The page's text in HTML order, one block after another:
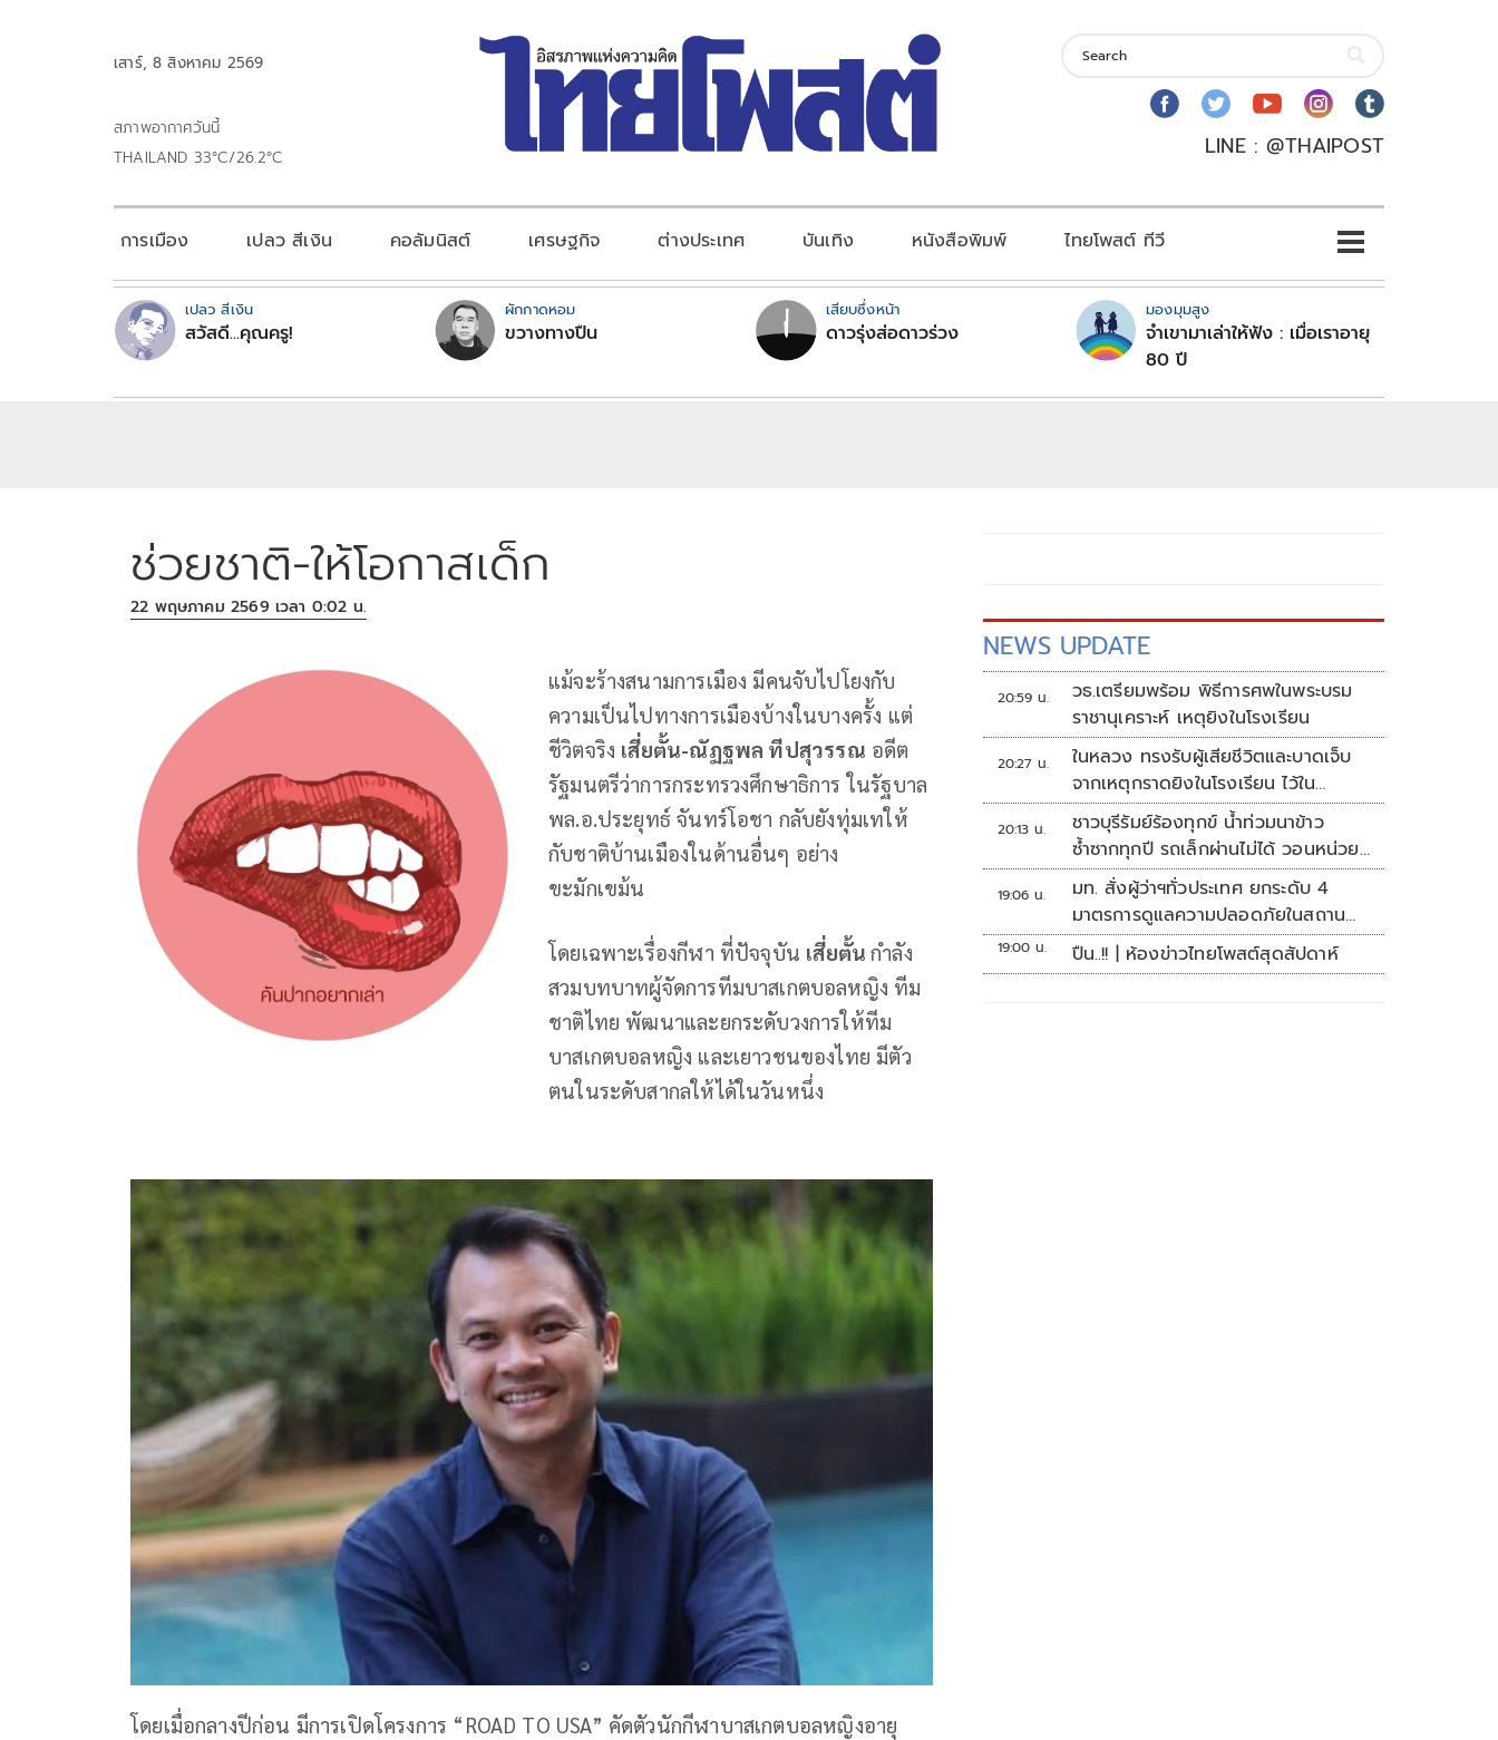
เสาร์, 8 สิงหาคม 2569
สภาพอากาศวันนี้
THAILAND 33°C/26.2°C
LINE : @THAIPOST
การเมือง เปลว สีเงิน คอลัมนิสต์ เศรษฐกิจ ต่างประเทศ บันเทิง หนังสือพิมพ์ ไทยโพสต์ ทีวี
เปลว สีเงิน
สวัสดี...คุณครู!
ผักกาดหอม
ขวางทางปืน
เสียบซึ่งหน้า
ดาวรุ่งส่อดาวร่วง
มองมุมสูง
จำเขามาเล่าให้ฟัง : เมื่อเราอายุ
80 ปี
ช่วยชาติ-ให้โอกาสเด็ก
22 พฤษภาคม 2569 เวลา 0:02 น.
แม้จะร้างสนามการเมือง มีคนจับไปโยงกับ
ความเป็นไปทางการเมืองบ้างในบางครั้ง แต่
ชีวิตจริง เสี่ยตั้น-ณัฏฐพล ทีปสุวรรณ อดีต
รัฐมนตรีว่าการกระทรวงศึกษาธิการ ในรัฐบาล
พล.อ.ประยุทธ์ จันทร์โอชา กลับยังทุ่มเทให้
กับชาติบ้านเมืองในด้านอื่นๆ อย่าง
ขะมักเขม้น
โดยเฉพาะเรื่องกีฬา ที่ปัจจุบัน เสี่ยตั้นกำลัง
สวมบทบาทผู้จัดการทีมบาสเกตบอลหญิง ทีม
ชาติไทย พัฒนาและยกระดับวงการให้ทีม
บาสเกตบอลหญิง และเยาวชนของไทย มีตัว
ตนในระดับสากลให้ได้ในวันหนึ่ง
โดยเมื่อกลางปีก่อน มีการเปิดโครงการ “ROAD TO USA” คัดตัวนักกีฬาบาสเกตบอลหญิงอายุ
NEWS UPDATE
20:59 น.
วธ.เตรียมพร้อม พิธีการศพในพระบรม
ราชานุเคราะห์ เหตุยิงในโรงเรียน
20:27 น.
ในหลวง ทรงรับผู้เสียชีวิตและบาดเจ็บ
จากเหตุกราดยิงในโรงเรียน ไว้ใน
พระบรมราชานุเคราะห์
20:13 น.
ชาวบุรีรัมย์ร้องทุกข์ น้ำท่วมนาข้าว
ซ้ำซากทุกปี รถเล็กผ่านไม่ได้ วอนหน่วย
งานเร่งแก้ไข
19:06 น.
มท. สั่งผู้ว่าฯทั่วประเทศ ยกระดับ 4
มาตรการดูแลความปลอดภัยในสถาน
ศึกษา
19:00 น. ปืน..!! | ห้องข่าวไทยโพสต์สุดสัปดาห์